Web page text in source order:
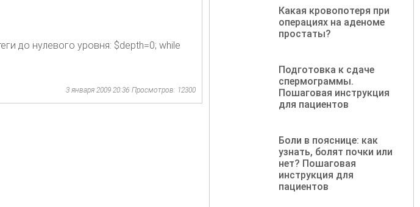
до нулевого уровня: $depth=0; while
3 января 2009 20:36 Просмотров: 12300
Какая кровопотеря при
операциях на аденоме
простаты?
Подготовка к сдаче
спермограммы.
Пошаговая инструкция
для пациентов
Боли в пояснице: как
узнать, болят почки или
нет? Пошаговая
инструкция для
пациентов